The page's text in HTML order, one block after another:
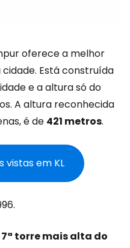
oferece a melhor
Está construída
e a altura só do
A altura reconhecida
é de 421 metros.
vistas em KL
7ª torre mais alta do